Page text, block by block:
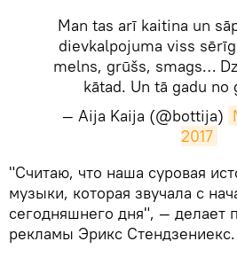
Man tas arī kaitina un
dievkalpojuma viss
melns, grūšs, smags…
kātad. Un tā gadu no
— Aija Kaija (@bottija)
2017
​"Считаю, что наша суровая
музыки, которая звучала с
сегодняшнего дня", — делает
рекламы Эрикс Стендзениекс.